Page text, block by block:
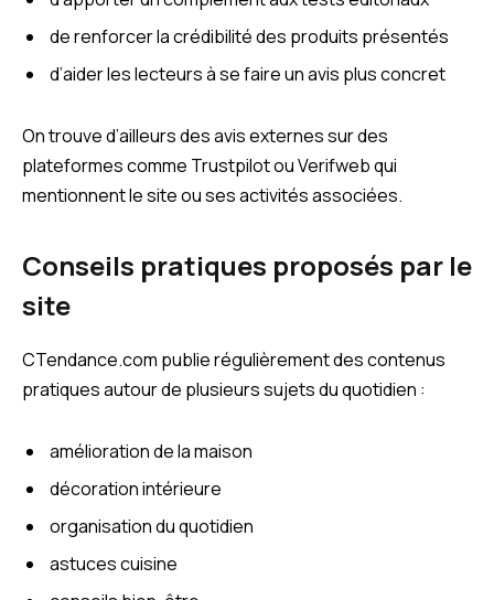
de renforcer la crédibilité des produits présentés
d’aider les lecteurs à se faire un avis plus concret
On trouve d’ailleurs des avis externes sur des
plateformes comme Trustpilot ou Verifweb qui
mentionnent le site ou ses activités associées.
Conseils pratiques proposés par le
site
CTendance.com publie régulièrement des contenus
pratiques autour de plusieurs sujets du quotidien :
amélioration de la maison
décoration intérieure
organisation du quotidien
astuces cuisine